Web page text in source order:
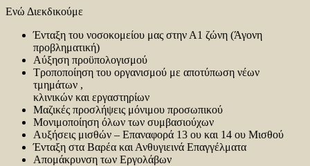
Ενώ Διεκδικούμε
Ένταξη του νοσοκομείου μας στην Α1 ζώνη (Άγονη
προβληματική)
Αύξηση προϋπολογισμού
Τροποποίηση του οργανισμού με αποτύπωση νέων
τμημάτων ,
κλινικών και εργαστηρίων
Μαζικές προσλήψεις μόνιμου προσωπικού
Μονιμοποίηση όλων των συμβασιούχων
Αυξήσεις μισθών – Επαναφορά 13 ου και 14 ου Μισθού
Ένταξη στα Βαρέα και Ανθυγιεινά Επαγγέλματα
Απομάκρυνση των Εργολάβων